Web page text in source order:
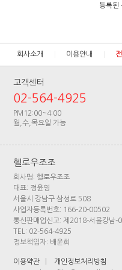
등록된
회사소개 이용안내
고객센터
02-564-4925
PM12:00~4:00
월,수,목요일 가능
헬로우조조
회사명: 헬로우조조
대표: 정윤영
서울시 강남구 삼성로 508
사업자등록번호: 166-20-00502
통신판매업신고: 제2018-서울강남-
TEL: 02-564-4925
정보책임자: 배윤희
이용약관
개인정보처리방침